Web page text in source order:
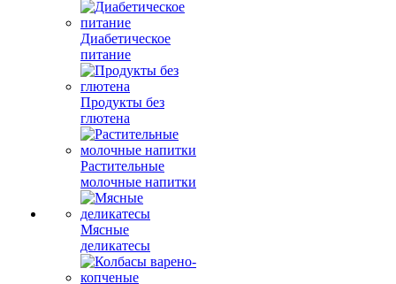
Диабетическое
питание
Продукты без
глютена
Растительные
молочные напитки
Мясные
деликатесы